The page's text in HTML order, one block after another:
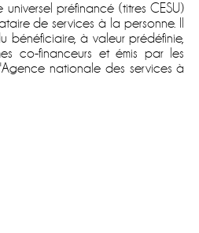
préfinancé (titres CESU)
de services à la personne. Il
bénéficiaire, à valeur prédéfinie,
co-financeurs et émis par les
nationale des services à